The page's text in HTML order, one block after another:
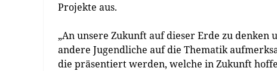
Projekte aus.
„An unsere Zukunft auf dieser Erde zu
andere Jugendliche auf die Thematik
die präsentiert werden, welche in Zukunft